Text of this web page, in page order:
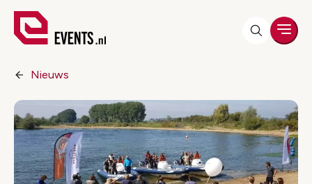
Nieuws